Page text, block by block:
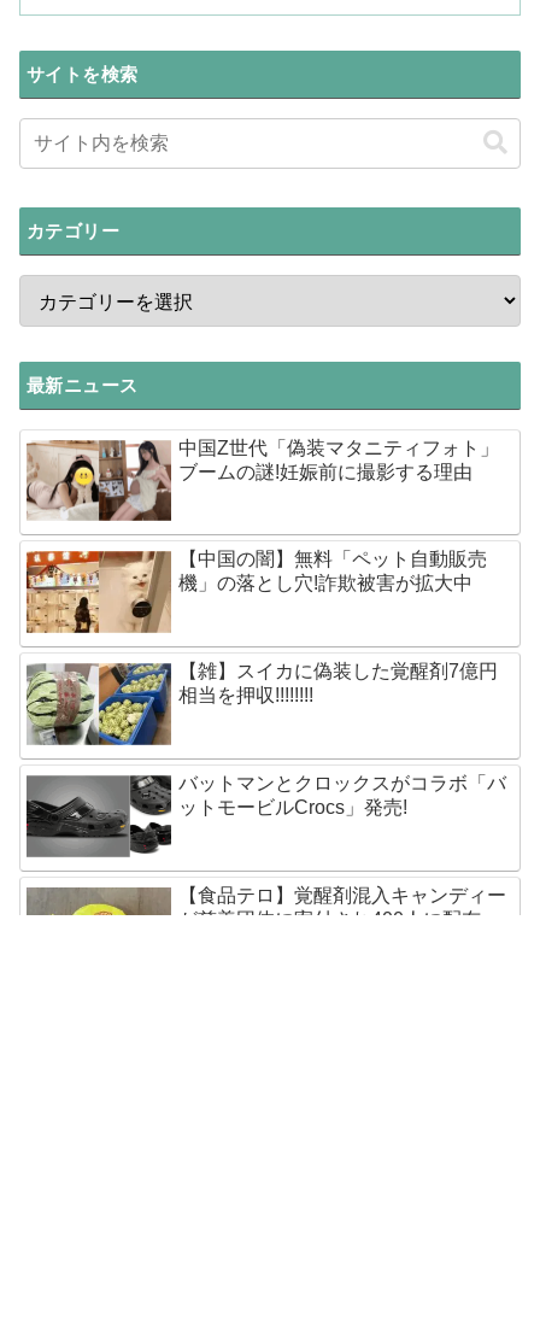
サイトを検索
カテゴリー
最新ニュース
中国Z世代「偽装マタニティフォト」
ブームの謎!妊娠前に撮影する理由
【中国の闇】無料「ペット自動販売
機」の落とし穴!詐欺被害が拡大中
【雑】スイカに偽装した覚醒剤7億円
相当を押収!!!!!!!!
バットマンとクロックスがコラボ「バ
ットモービルCrocs」発売!
【食品テロ】覚醒剤混入キャンディー
が慈善団体に寄付され400人に配布